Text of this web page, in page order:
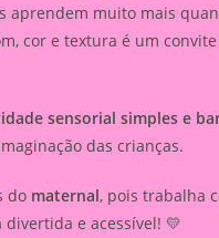
aprendem muito mais
cor e textura é um
sensorial simples e
das crianças.
do maternal, pois trabalha
e acessível! 💛